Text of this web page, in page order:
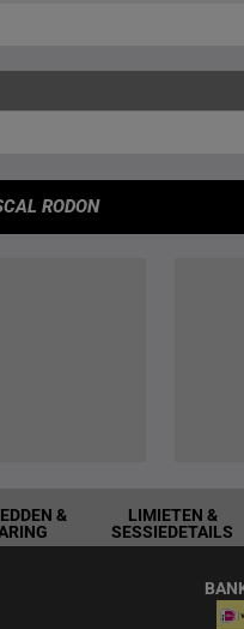
RODON
&
LIMIETEN &
SESSIEDETAILS